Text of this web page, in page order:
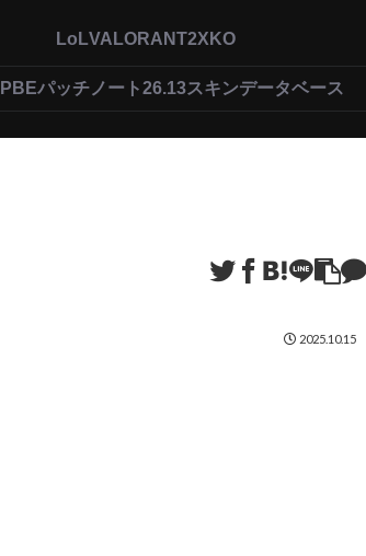
LoLVALORANT2XKO
PBEパッチノート26.13スキンデータベース
2025.10.15